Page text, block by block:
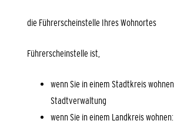
die Führerscheinstelle Ihres Wohnortes
Führerscheinstelle ist,
wenn Sie in einem Stadtkreis
Stadtverwaltung
wenn Sie in einem Landkreis